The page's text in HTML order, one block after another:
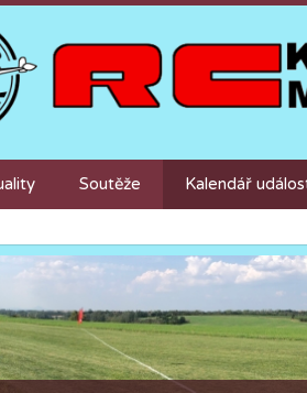
Soutěže Kalendář